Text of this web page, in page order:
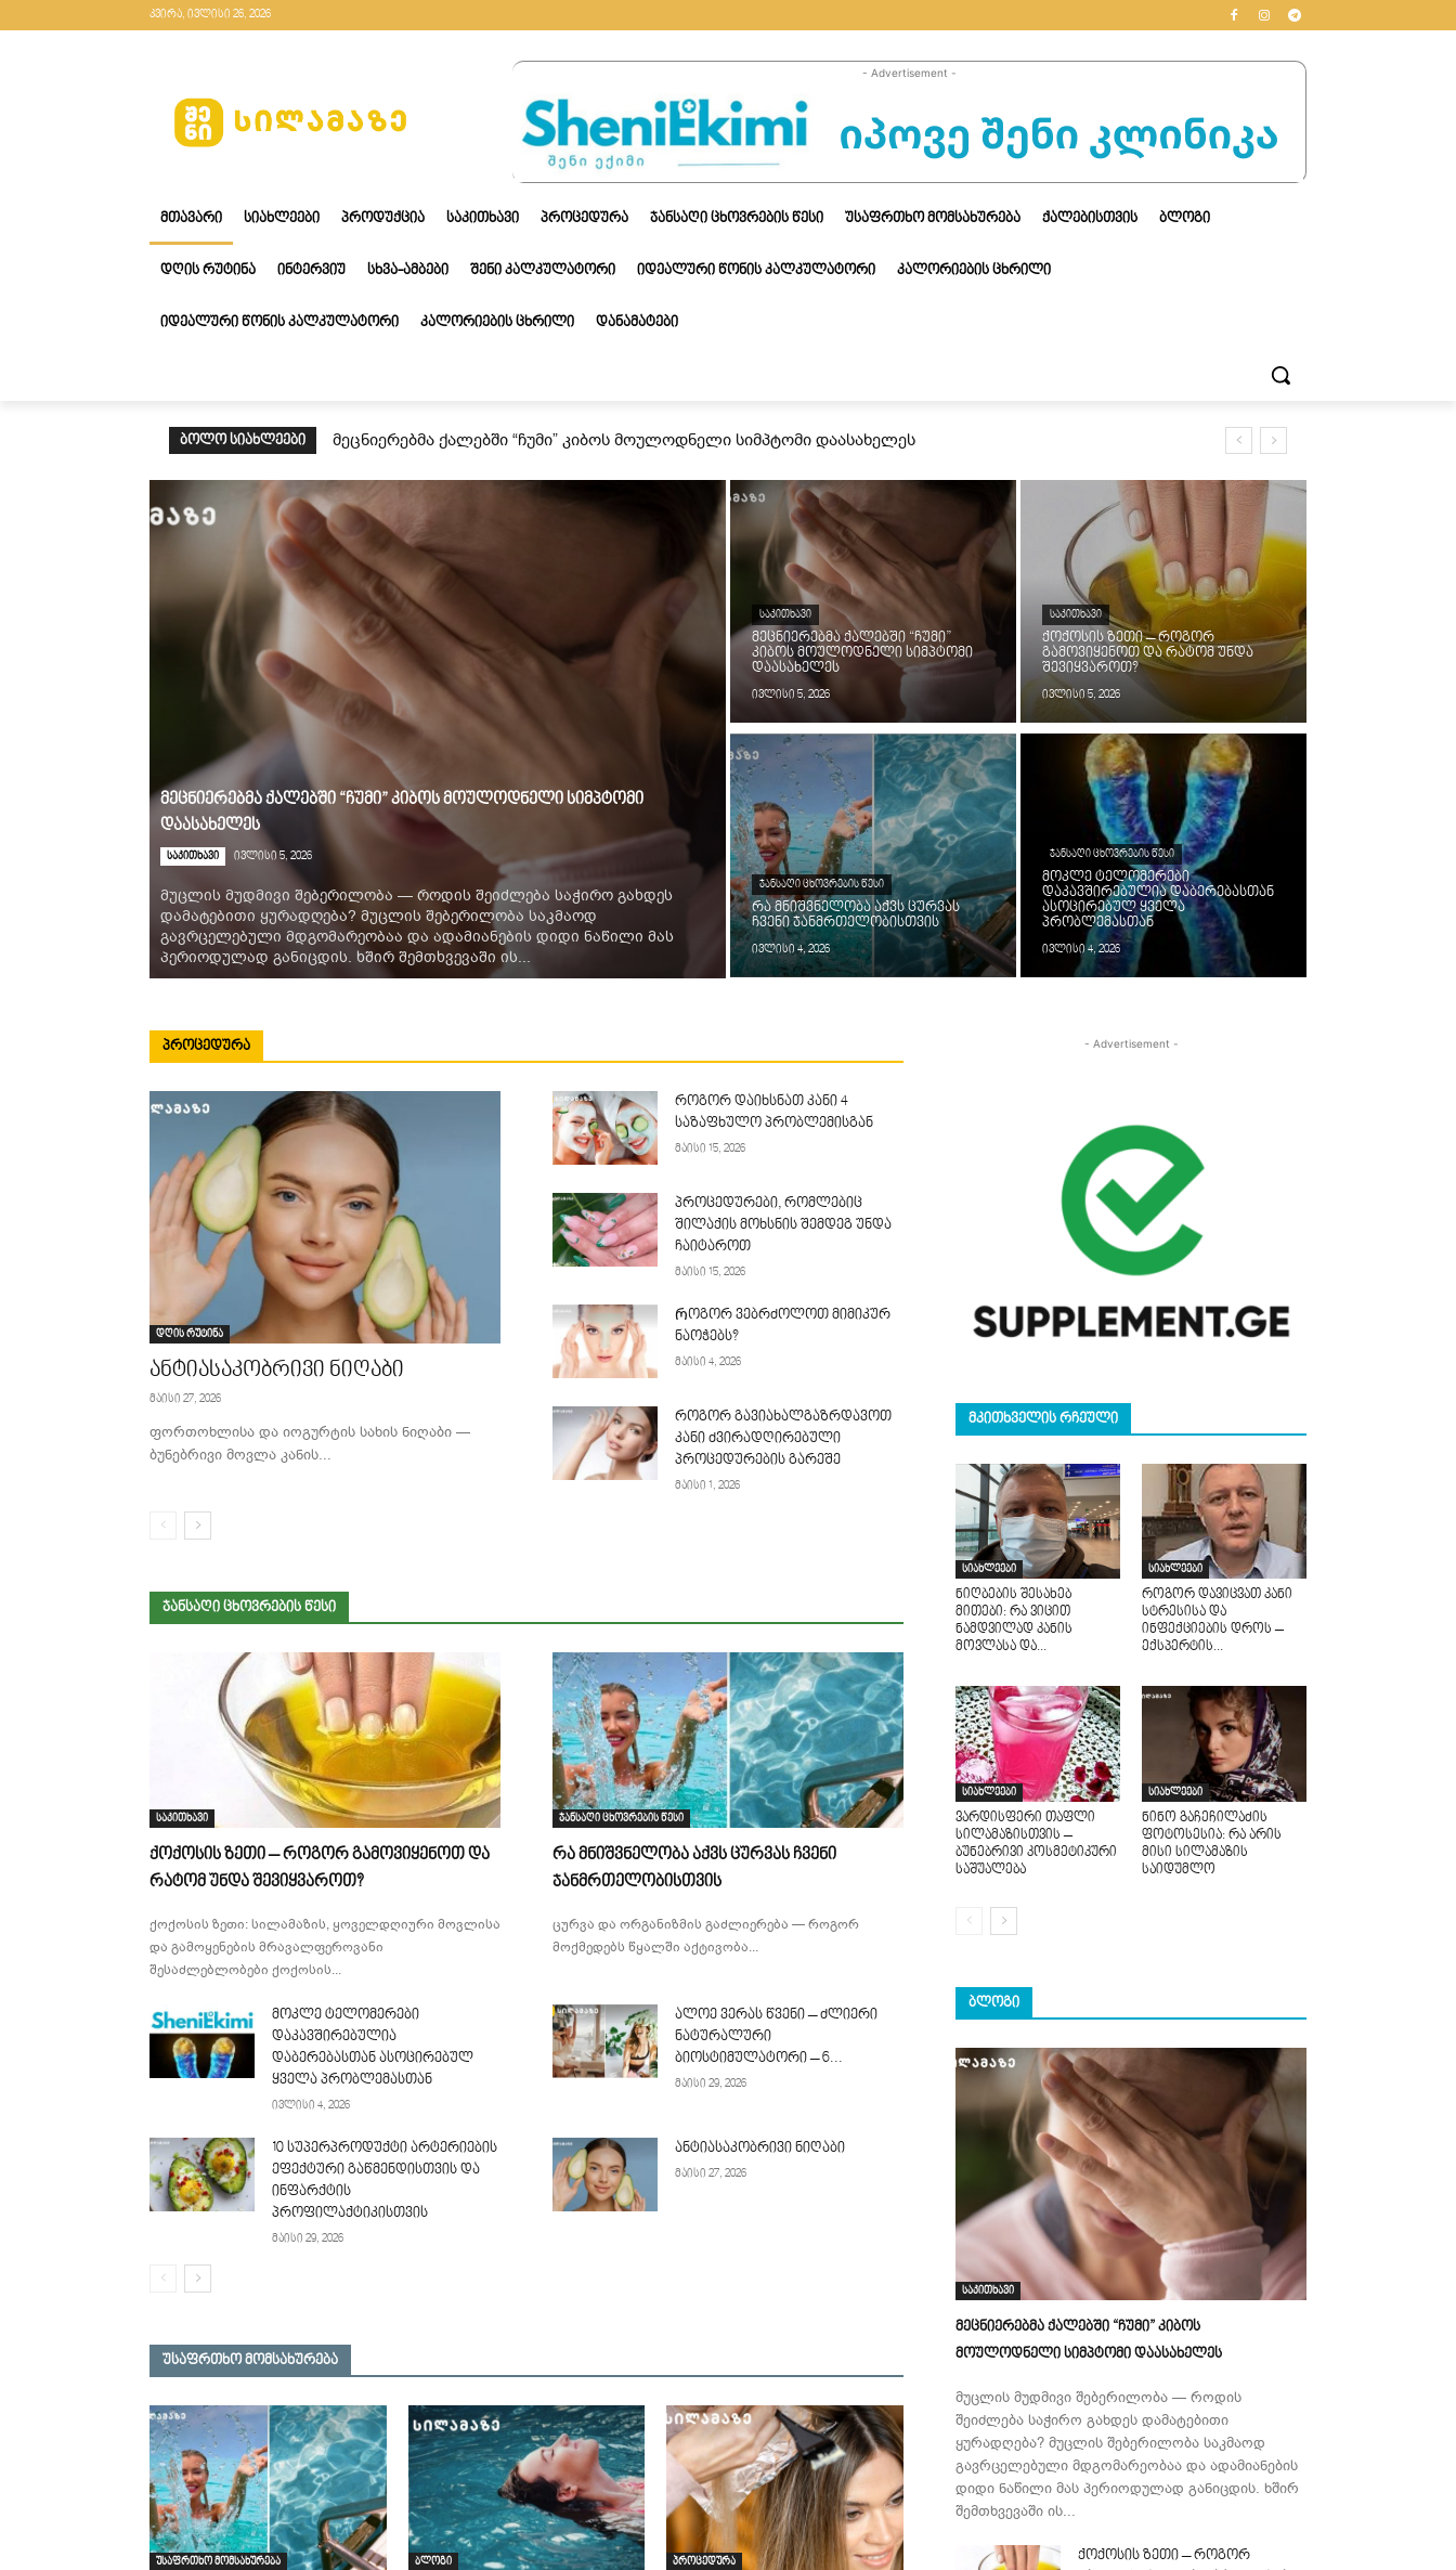
კვირა, ივლისი 26, 2026
- Advertisement -
ᲛᲗᲐᲕᲐᲠᲘ ᲡᲘᲐᲮᲚᲔᲔᲑᲘ ᲞᲠᲝᲓᲣᲥᲪᲘᲐ ᲡᲐᲙᲘᲗᲮᲐᲕᲘ ᲞᲠᲝᲪᲔᲓᲣᲠᲐ ᲯᲐᲜᲡᲐᲦᲘ ᲪᲮᲝᲕᲠᲔᲑᲘᲡ ᲬᲔᲡᲘ ᲣᲡᲐᲤᲠᲗᲮᲝ ᲛᲝᲛᲡᲐᲮᲣᲠᲔᲑᲐ ᲥᲐᲚᲔᲑᲘᲡᲗᲕᲘᲡ ᲑᲚᲝᲒᲘ
ᲓᲦᲘᲡ ᲠᲣᲢᲘᲜᲐ ᲘᲜᲢᲔᲠᲕᲘᲣ ᲡᲮᲕᲐ-ᲐᲛᲑᲔᲑᲘ ᲨᲔᲜᲘ ᲙᲐᲚᲙᲣᲚᲐᲢᲝᲠᲘ ᲘᲓᲔᲐᲚᲣᲠᲘ ᲬᲝᲜᲘᲡ ᲙᲐᲚᲙᲣᲚᲐᲢᲝᲠᲘ ᲙᲐᲚᲝᲠᲘᲔᲑᲘᲡ ᲪᲮᲠᲘᲚᲘ
ᲘᲓᲔᲐᲚᲣᲠᲘ ᲬᲝᲜᲘᲡ ᲙᲐᲚᲙᲣᲚᲐᲢᲝᲠᲘ ᲙᲐᲚᲝᲠᲘᲔᲑᲘᲡ ᲪᲮᲠᲘᲚᲘ ᲓᲐᲜᲐᲛᲐᲢᲔᲑᲘ
ᲑᲝᲚᲝ ᲡᲘᲐᲮᲚᲔᲔᲑᲘ მეცნიერებმა ქალებში “ჩუმი” კიბოს მოულოდნელი სიმპტომი დაასახელეს
მეცნიერებმა ქალებში “ჩუმი” კიბოს მოულოდნელი სიმპტომი
დაასახელეს
საკითხავი ივლისი 5, 2026
მუცლის მუდმივი შებერილობა — როდის შეიძლება საჭირო გახდეს
დამატებითი ყურადღება? მუცლის შებერილობა საკმაოდ
გავრცელებული მდგომარეობაა და ადამიანების დიდი ნაწილი მას
პერიოდულად განიცდის. ხშირ შემთხვევაში ის...
ᲡᲐᲙᲘᲗᲮᲐᲕᲘ
მეცნიერებმა ქალებში “ჩუმი”
კიბოს მოულოდნელი სიმპტომი
დაასახელეს
ივლისი 5, 2026
ᲡᲐᲙᲘᲗᲮᲐᲕᲘ
ქოქოსის ზეთი – როგორ
გამოვიყენოთ და რატომ უნდა
შევიყვაროთ?
ივლისი 5, 2026
ᲯᲐᲜᲡᲐᲦᲘ ᲪᲮᲝᲕᲠᲔᲑᲘᲡ ᲬᲔᲡᲘ
რა მნიშვნელობა აქვს ცურვას
ჩვენი ჯანმრთელობისთვის
ივლისი 4, 2026
ᲯᲐᲜᲡᲐᲦᲘ ᲪᲮᲝᲕᲠᲔᲑᲘᲡ ᲬᲔᲡᲘ
მოკლე ტელომერები
დაკავშირებულია დაბერებასთან
ასოცირებულ ყველა
პრობლემასთან
ივლისი 4, 2026
ᲞᲠᲝᲪᲔᲓᲣᲠᲐ
დღის რუტინა
ანტიასაკობრივი ნიღაბი
მაისი 27, 2026
ფორთოხლისა და იოგურტის სახის ნიღაბი —
ბუნებრივი მოვლა კანის...
როგორ დაიხსნათ კანი 4
საზაფხულო პრობლემისგან
მაისი 15, 2026
პროცედურები, რომლებიც
შილაქის მოხსნის შემდეგ უნდა
ჩაიტაროთ
მაისი 15, 2026
Როგორ ვებრძოლოთ მიმიკურ
ნაოჭებს?
მაისი 4, 2026
როგორ გავიახალგაზრდავოთ
კანი ძვირადღირებული
პროცედურების გარეშე
მაისი 1, 2026
ᲯᲐᲜᲡᲐᲦᲘ ᲪᲮᲝᲕᲠᲔᲑᲘᲡ ᲬᲔᲡᲘ
საკითხავი
ქოქოსის ზეთი – როგორ გამოვიყენოთ და
რატომ უნდა შევიყვაროთ?
ქოქოსის ზეთი: სილამაზის, ყოველდღიური მოვლისა
და გამოყენების მრავალფეროვანი
შესაძლებლობები ქოქოსის...
ჯანსაღი ცხოვრების წესი
რა მნიშვნელობა აქვს ცურვას ჩვენი
ჯანმრთელობისთვის
ცურვა და ორგანიზმის გაძლიერება — როგორ
მოქმედებს წყალში აქტივობა...
მოკლე ტელომერები
დაკავშირებულია
დაბერებასთან ასოცირებულ
ყველა პრობლემასთან
ივლისი 4, 2026
ალოე ვერას წვენი – ძლიერი
ნატურალური
ბიოსტიმულატორი – 6...
მაისი 29, 2026
10 სუპერპროდუქტი არტერიების
ეფექტური გაწმენდისთვის და
ინფარქტის
პროფილაქტიკისთვის
მაისი 29, 2026
ანტიასაკობრივი ნიღაბი
მაისი 27, 2026
უსაფრთხო მომსახურება
უსაფრთხო მომსახურება ბლოგი პროცედურა
- Advertisement -
ᲛᲙᲘᲗᲮᲕᲔᲚᲘᲡ ᲠᲩᲔᲣᲚᲘ
სიახლეები
ნიღბების შესახებ
მითები: რა ვიცით
ნამდვილად კანის
მოვლასა და...
სიახლეები
როგორ დავიცვათ კანი
სტრესისა და
ინფექციების დროს –
ექსპერტის...
სიახლეები
ვარდისფერი თაფლი
სილამაზისთვის –
ბუნებრივი კოსმეტიკური
საშუალება
სიახლეები
ნინო გაჩეჩილაძის
ფოტოსესია: რა არის
მისი სილამაზის
საიდუმლო
ᲑᲚᲝᲒᲘ
საკითხავი
მეცნიერებმა ქალებში “ჩუმი” კიბოს
მოულოდნელი სიმპტომი დაასახელეს
მუცლის მუდმივი შებერილობა — როდის
შეიძლება საჭირო გახდეს დამატებითი
ყურადღება? მუცლის შებერილობა საკმაოდ
გავრცელებული მდგომარეობაა და ადამიანების
დიდი ნაწილი მას პერიოდულად განიცდის. ხშირ
შემთხვევაში ის...
ქოქოსის ზეთი – როგორ